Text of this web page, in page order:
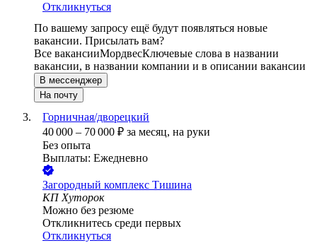
Откликнуться
По вашему запросу ещё будут появляться новые
вакансии. Присылать вам?
Все вакансииМордвесКлючевые слова в названии
вакансии, в названии компании и в описании вакансии
В мессенджер
На почту
Горничная/дворецкий
40 000 – 70 000 ₽ за месяц, на руки
Без опыта
Выплаты: Ежедневно
Загородный комплекс Тишина
КП Хуторок
Можно без резюме
Откликнитесь среди первых
Откликнуться